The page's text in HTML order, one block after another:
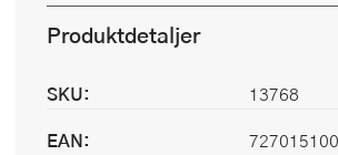
Produktdetaljer
SKU:
13768
EAN: